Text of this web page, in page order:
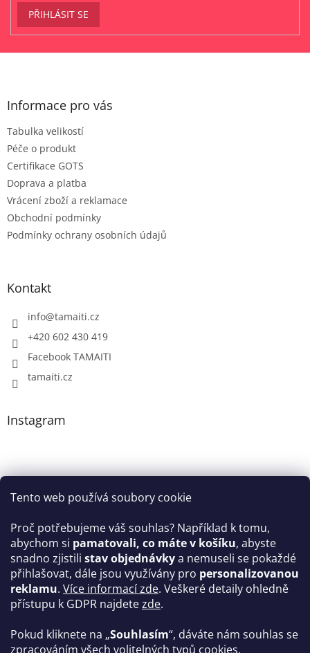
Tento web používá soubory cookie
Proč potřebujeme váš souhlas? Například k tomu,
abychom si pamatovali, co máte v košíku, abyste
snadno zjistili stav objednávkya nemuseli se pokaždé
přihlašovat, dále jsou využívány pro personalizovanou
reklamu. Více informací zde. Veškeré detaily ohledně
přístupu k GDPR najdetezde.
Pokud kliknete na „Souhlasím“, dáváte nám souhlas se
zpracováním všech volitelných typů cookies.
PŘIHLÁSIT SE
Z
Informace pro vás
Tabulka velikostí
Péče o produkt
Certifikace GOTS
Doprava a platba
Vrácení zboží a reklamace
Obchodní podmínky
Podmínky ochrany osobních údajů
Kontakt
info@tamaiti.cz
+420 602 430 419
Facebook TAMAITI
tamaiti.cz
Instagram
Sledovat na Instagramu
Facebook